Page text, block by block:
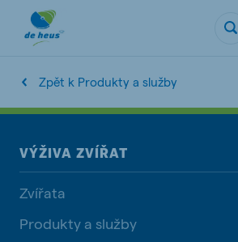
Zpět k Produkty a služby
VÝŽIVA ZVÍŘAT
Zvířata
Produkty a služby